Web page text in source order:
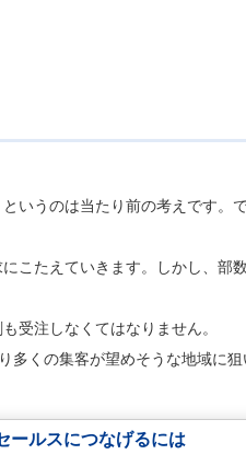
いうのは当たり前の考えです。
こたえていきます。しかし、部
受注しなくてはなりません。
多くの集客が望めそうな地域に
セールスにつなげるには